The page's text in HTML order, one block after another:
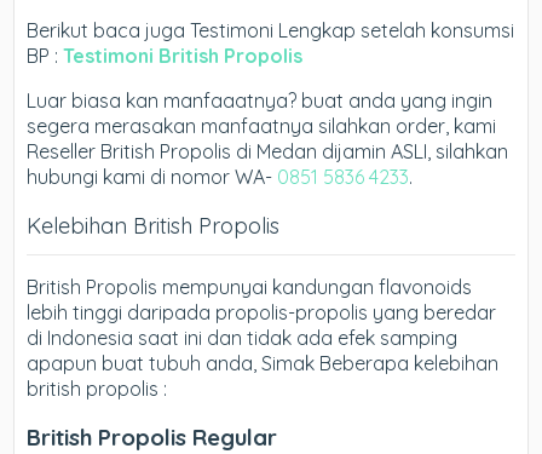
Berikut baca juga Testimoni Lengkap setelah konsumsi
BP :Testimoni British Propolis
Luar biasa kan manfaaatnya? buat anda yang ingin
segera merasakan manfaatnya silahkan order, kami
Reseller British Propolis di Medan dijamin ASLI, silahkan
hubungi kami di nomor WA- 0851 5836 4233.
Kelebihan British Propolis
British Propolis mempunyai kandungan flavonoids
lebih tinggi daripada propolis-propolis yang beredar
di Indonesia saat ini dan tidak ada efek samping
apapun buat tubuh anda, Simak Beberapa kelebihan
british propolis :
British Propolis Regular